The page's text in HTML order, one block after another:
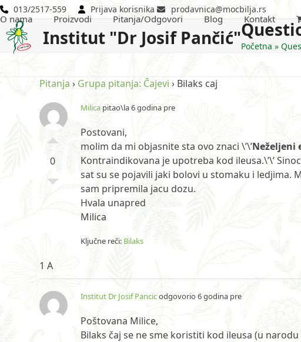
Skip
to
content
013/2517-559 Prijava korisnika prodavnica@mocbilja.rs
Institut "Dr Josif Pančić"
O nama Proizvodi Pitanja/Odgovori Blog Kontakt
Početna »
Pitanja › Grupa pitanja: Čajevi › Bilaks caj
0
Milica pitao\la 6 godina pre
Postovani,
molim da mi objasnite sta ovo znaci \’\’Neželjeni
Kontraindikovana je upotreba kod ileusa.\’\’
sat su se pojavili jaki bolovi u stomaku i ledjima.
sam pripremila jacu dozu.
Hvala unapred
Milica
Ključne reči: Bilaks
1 A
Institut Dr Josif Pancicodgovorio 6 godina pre
Poštovana Milice,
Bilaks čaj se ne sme koristiti kod ileusa (u